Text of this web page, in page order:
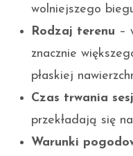
wolniejszego
Rodzaj terenu –
znacznie
płaskiej
Czas trwania
przekładają się
Warunki